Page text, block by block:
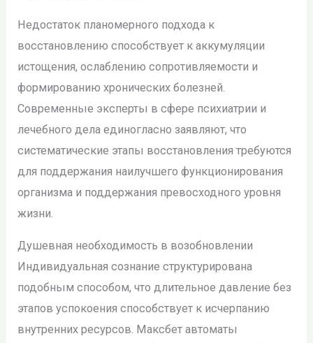
Недостаток планомерного подхода к
восстановлению способствует к аккумуляции
истощения, ослаблению сопротивляемости и
формированию хронических болезней.
Современные эксперты в сфере психиатрии и
лечебного дела единогласно заявляют, что
систематические этапы восстановления требуются
для поддержания наилучшего функционирования
организма и поддержания превосходного уровня
жизни.
Душевная необходимость в возобновлении
Индивидуальная сознание структурирована
подобным способом, что длительное давление без
этапов успокоения способствует к исчерпанию
внутренних ресурсов. Максбет автоматы